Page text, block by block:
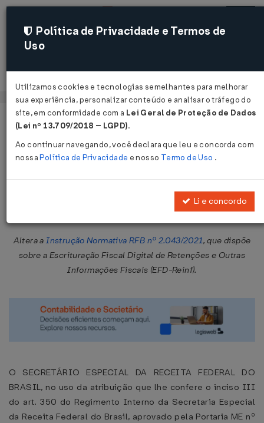
Acessar
Página Inicial Legislações
Instrução Normativa RFB Nº 2181
Altera aInstrução Normativa RFB nº 2.043/2021, que dispõe
sobre a Escrituração Fiscal Digital de Retenções e Outras
Informações Fiscais (EFD-Reinf).
O SECRETÁRIO ESPECIAL DA RECEITA FEDERAL DO
BRASIL, no uso da atribuição que lhe confere o inciso III
do art. 350 do Regimento Interno da Secretaria Especial
da Receita Federal do Brasil, aprovado pela Portaria ME nº
Política de Privacidade e Termos de
Uso
Utilizamos cookies e tecnologias semelhantes para melhorar
sua experiência, personalizar conteúdo e analisar o tráfego do
site, em conformidade com a Lei Geral de Proteção de Dados
(Lei nº 13.709/2018 – LGPD).
Ao continuar navegando, você declara que leu e concorda com
nossaPolítica de Privacidade e nosso Termo de Uso .
Li e concordo